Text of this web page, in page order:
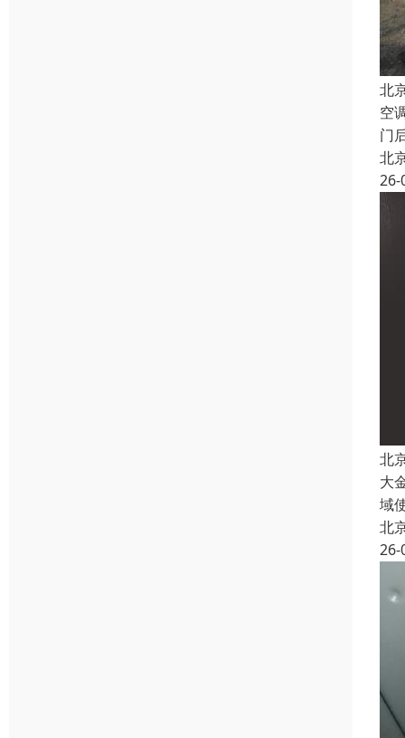
北
空
门
北
26-
北
大
域
北
26-